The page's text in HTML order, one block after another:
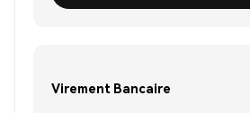
Virement Bancaire